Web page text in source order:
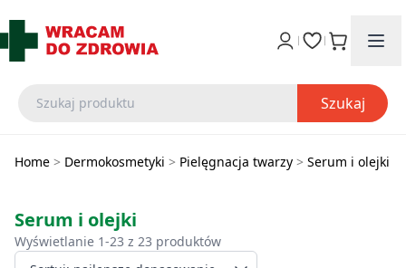
Szukaj
Home > Dermokosmetyki > Pielęgnacja twarzy > Serum i olejki
Serum i olejki
Wyświetlanie 1-23 z 23 produktów
Wybierz sposób